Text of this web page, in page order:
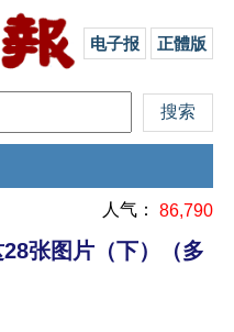
电子报 正體版
人气： 86,790
张图片（下）（多